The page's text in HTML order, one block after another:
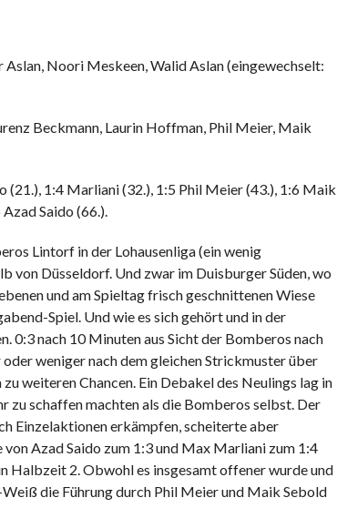
Noori Meskeen, Walid Aslan (eingewechselt:
Beckmann, Laurin Hoffman, Phil Meier, Maik
(21.), 1:4 Marliani (32.), 1:5 Phil Meier (43.), 1:6 Maik
Saido (66.).
Lintorf in der Lohausenliga (ein wenig
von Düsseldorf. Und zwar im Duisburger Süden, wo
und am Spieltag frisch geschnittenen Wiese
Spiel. Und wie es sich gehört und in der
0:3 nach 10 Minuten aus Sicht der Bomberos nach
weniger nach dem gleichen Strickmuster über
weiteren Chancen. Ein Debakel des Neulings lag in
schaffen machten als die Bomberos selbst. Der
Einzelaktionen erkämpfen, scheiterte aber
Azad Saido zum 1:3 und Max Marliani zum 1:4
Halbzeit 2. Obwohl es insgesamt offener wurde und
die Führung durch Phil Meier und Maik Sebold